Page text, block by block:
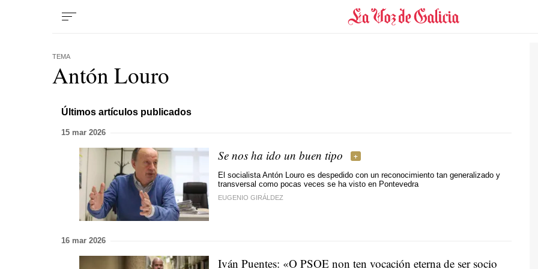
TEMA
Antón Louro
Últimos artículos publicados
15 mar 2026
Se nos ha ido un buen tipo
El socialista Antón Louro es despedido con un reconocimiento tan generalizado y
transversal como pocas veces se ha visto en Pontevedra
EUGENIO GIRÁLDEZ
16 mar 2026
Iván Puentes: «O PSOE non ten vocación eterna de ser socio